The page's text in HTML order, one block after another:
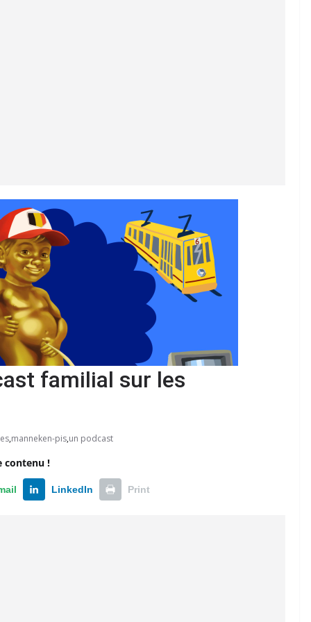
familial sur les
,manneken-pis,un podcast
contenu !
LinkedIn Print